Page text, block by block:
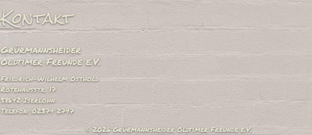
Kontakt
Grürmannsheider
Oldtimer Freunde e.V.
Friedrich-Wilhelm Osthold
Rotehausstr. 17
58642 Iserlohn
Telefon: 02374 2747
© 2026 Grürmannsheider Oldtimer Freunde e.V.